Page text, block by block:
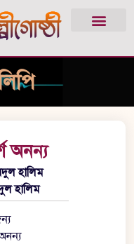
অনন্য
হালিম
হালিম